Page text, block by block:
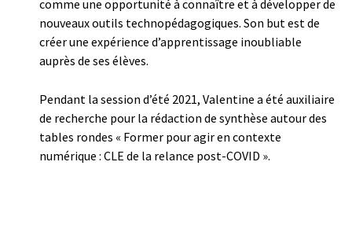
comme une opportunité à connaître et à développer de
nouveaux outils technopédagogiques. Son but est de
créer une expérience d’apprentissage inoubliable
auprès de ses élèves.
Pendant la session d’été 2021, Valentine a été auxiliaire
de recherche pour la rédaction de synthèse autour des
tables rondes « Former pour agir en contexte
numérique : CLE de la relance post-COVID ».